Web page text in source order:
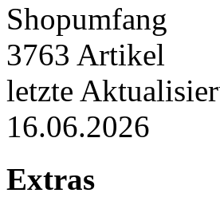
Shopumfang
3763 Artikel
letzte
16.06.2026
Extras